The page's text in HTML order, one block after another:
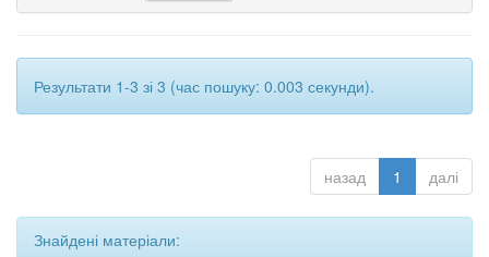
Результати 1-3 зі 3 (час пошуку: 0.003 секунди).
назад 1 далі
Знайдені матеріали: